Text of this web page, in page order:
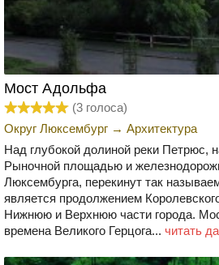
Мост Адольфа
(3 голоса)
Округ Люксембург → Архитектура
Над глубокой долиной реки Петрюс,
Рыночной площадью и
Люксембурга, перекинут так
является продолжением
Нижнюю и Верхнюю части города.
времена Великого Герцога... читать